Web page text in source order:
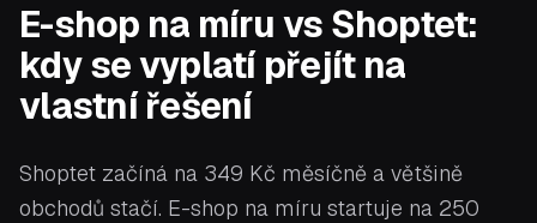
E-shop na míru vs Shoptet:
kdy se vyplatí přejít na
vlastní řešení
Shoptet začíná na 349 Kč měsíčně a většině
obchodů stačí. E-shop na míru startuje na 250